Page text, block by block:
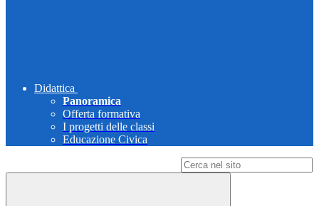
Didattica
Panoramica
Offerta formativa
I progetti delle classi
Educazione Civica